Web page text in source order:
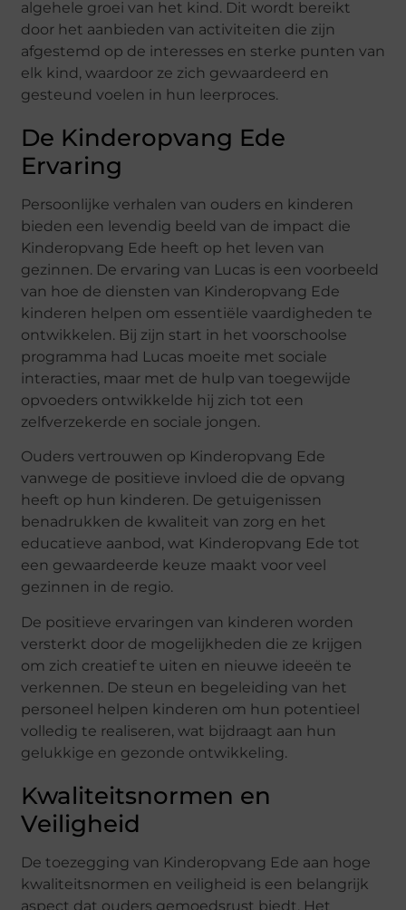
algehele groei van het kind. Dit wordt bereikt
door het aanbieden van activiteiten die zijn
afgestemd op de interesses en sterke punten van
elk kind, waardoor ze zich gewaardeerd en
gesteund voelen in hun leerproces.
De Kinderopvang Ede
Ervaring
Persoonlijke verhalen van ouders en kinderen
bieden een levendig beeld van de impact die
Kinderopvang Ede heeft op het leven van
gezinnen. De ervaring van Lucas is een voorbeeld
van hoe de diensten van Kinderopvang Ede
kinderen helpen om essentiële vaardigheden te
ontwikkelen. Bij zijn start in het voorschoolse
programma had Lucas moeite met sociale
interacties, maar met de hulp van toegewijde
opvoeders ontwikkelde hij zich tot een
zelfverzekerde en sociale jongen.
Ouders vertrouwen op Kinderopvang Ede
vanwege de positieve invloed die de opvang
heeft op hun kinderen. De getuigenissen
benadrukken de kwaliteit van zorg en het
educatieve aanbod, wat Kinderopvang Ede tot
een gewaardeerde keuze maakt voor veel
gezinnen in de regio.
De positieve ervaringen van kinderen worden
versterkt door de mogelijkheden die ze krijgen
om zich creatief te uiten en nieuwe ideeën te
verkennen. De steun en begeleiding van het
personeel helpen kinderen om hun potentieel
volledig te realiseren, wat bijdraagt aan hun
gelukkige en gezonde ontwikkeling.
Kwaliteitsnormen en
Veiligheid
De toezegging van Kinderopvang Ede aan hoge
kwaliteitsnormen en veiligheid is een belangrijk
aspect dat ouders gemoedsrust biedt. Het